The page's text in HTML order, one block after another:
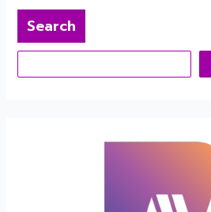
Search